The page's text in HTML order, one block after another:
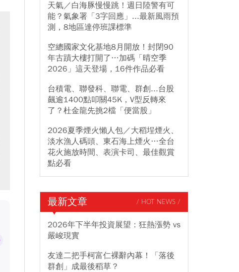
天氣／白海豚慢慢跳！週日陸警有可
能？氣象署「3字回應」...最新風雨預
測，8地區達停班課標準
空總國家文化基地8月開放！封閉90
年古蹟大樓打開了…加碼「晴空季
2026」這天登場，16件作品必看
台積電、聯發科、聯電、群創...台股
飆逾1400點叩關45K，V型反轉來
了？杜金龍先挑2檔「便當股」
2026夏季煙火懶人包／大稻埕煙火、
淡水漁人碼頭、東石海上煙火…全台
花火施放時間、表演卡司、最佳觀賞
點必看
最新文章 / HOT NEWS /
2026年下半年投資展望：狂熱漲勢 vs
嚴峻現實
友達二把手柯富仁裸辭內幕！「落後
群創」成最後稻草？